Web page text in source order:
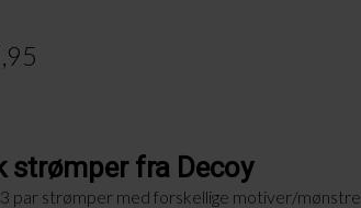
strømper fra Decoy
par strømper med forskellige motiver/mønstre